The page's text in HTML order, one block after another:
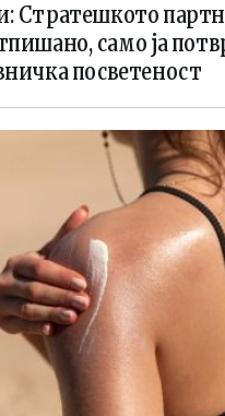
Стратешкото
само ја
посветеност